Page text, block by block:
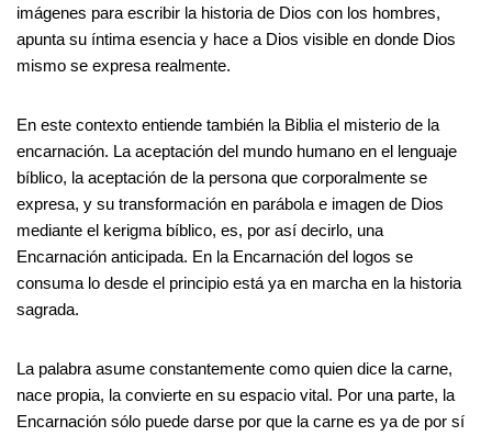
imágenes para escribir la historia de Dios con los hombres,
apunta su íntima esencia y hace a Dios visible en donde Dios
mismo se expresa realmente.
En este contexto entiende también la Biblia el misterio de la
encarnación. La aceptación del mundo humano en el lenguaje
bíblico, la aceptación de la persona que corporalmente se
expresa, y su transformación en parábola e imagen de Dios
mediante el kerigma bíblico, es, por así decirlo, una
Encarnación anticipada. En la Encarnación del logos se
consuma lo desde el principio está ya en marcha en la historia
sagrada.
La palabra asume constantemente como quien dice la carne,
nace propia, la convierte en su espacio vital. Por una parte, la
Encarnación sólo puede darse por que la carne es ya de por sí